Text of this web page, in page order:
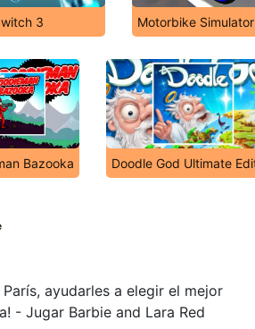
3 Motorbike Simulator
Bazooka Doodle God Ultimate
ayudarles a elegir el mejor
- Jugar Barbie and Lara Red